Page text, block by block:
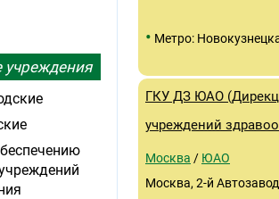
• Метро:
ГКУ ДЗ ЮАО
учреждений
Москва / ЮАО
Москва, 2-й